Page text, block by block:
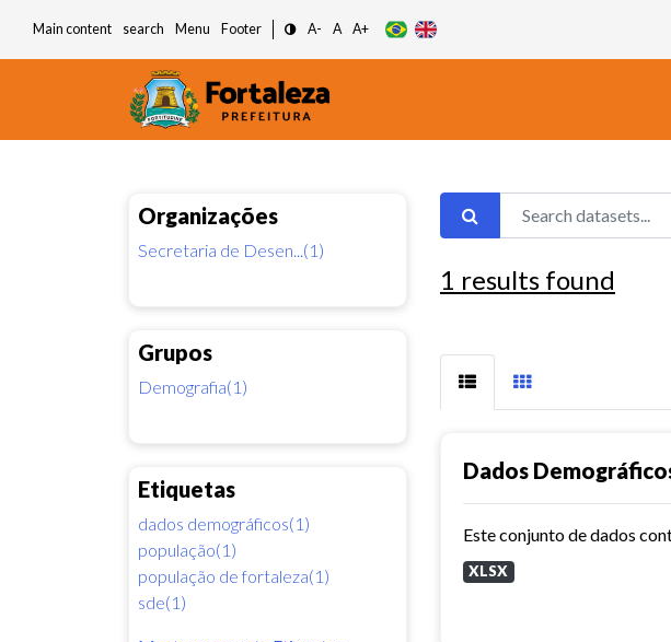
Main content search Menu Footer A- A A+
Organizações
Secretaria de Desen...(1)
Grupos
Demografia(1)
Etiquetas
dados demográficos(1)
população(1)
população de fortaleza(1)
sde(1)
1 results found
Dados
XLSX